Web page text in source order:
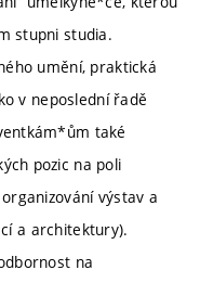
stupni studia.
umění, praktická
v neposlední řadě
také
pozic na poli
výstav a
a architektury).
na